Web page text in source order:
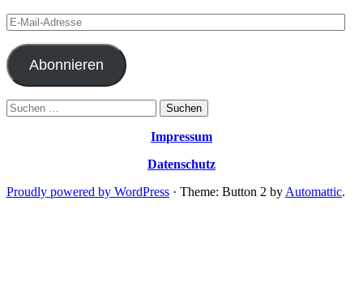
E-
Mail-
Adresse
Abonnieren
Suchen
nach:
Impressum
Datenschutz
Proudly powered by WordPress · Theme: Button 2 by Automattic.